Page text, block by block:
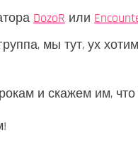
DozoR или
мы тут, ух
и скажем им,